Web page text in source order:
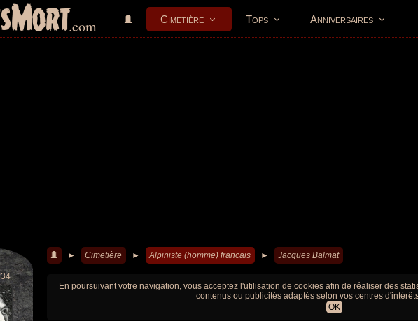
.com Cimetière Tops Anniversaires
► Cimetière ► Alpiniste (homme) francais ► Jacques Balmat
En poursuivant votre navigation, vous acceptez l'utilisation de cookies afin de réaliser des
contenus ou publicités adaptés selon vos centres
OK